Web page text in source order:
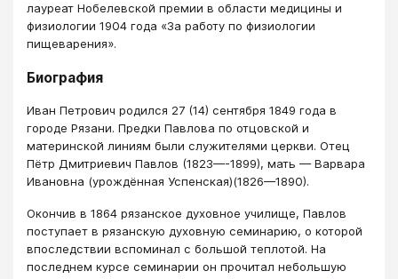
лауреат Нобелевской премии в области медицины и
физиологии 1904 года «За работу по физиологии
пищеварения».
Биография
Иван Петрович родился 27 (14) сентября 1849 года в
городе Рязани. Предки Павлова по отцовской и
материнской линиям были служителями церкви. Отец
Пётр Дмитриевич Павлов (1823—-1899), мать — Варвара
Ивановна (урождённая Успенская)(1826—1890).
Окончив в 1864 рязанское духовное училище, Павлов
поступает в рязанскую духовную семинарию, о которой
впоследствии вспоминал с большой теплотой. На
последнем курсе семинарии он прочитал небольшую